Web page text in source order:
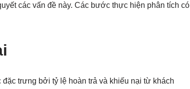
các vấn đề này. Các bước thực hiện phân tích có
trưng bởi tỷ lệ hoàn trả và khiếu nại từ khách